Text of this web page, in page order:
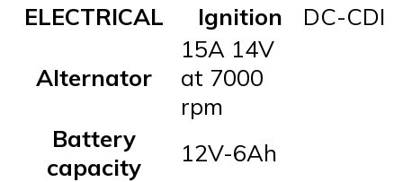
ELECTRICAL Ignition DC-CDI
Alternator
15A 14V
at 7000
rpm
Battery
capacity
12V-6Ah